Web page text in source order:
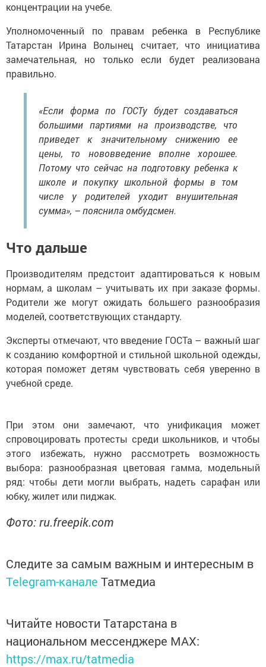
концентрации на учебе.
Уполномоченный по правам ребенка в Республике
Татарстан Ирина Волынец считает, что инициатива
замечательная, но только если будет реализована
правильно.
«Если форма по ГОСТу будет создаваться
большими партиями на производстве, что
приведет к значительному снижению ее
цены, то нововведение вполне хорошее.
Потому что сейчас на подготовку ребенка к
школе и покупку школьной формы в том
числе у родителей уходит внушительная
сумма», – пояснила омбудсмен.
Что дальше
Производителям предстоит адаптироваться к новым
нормам, а школам – учитывать их при заказе формы.
Родители же могут ожидать большего разнообразия
моделей, соответствующих стандарту.
Эксперты отмечают, что введение ГОСТа – важный шаг
к созданию комфортной и стильной школьной одежды,
которая поможет детям чувствовать себя уверенно в
учебной среде.
При этом они замечают, что унификация может
спровоцировать протесты среди школьников, и чтобы
этого избежать, нужно рассмотреть возможность
выбора: разнообразная цветовая гамма, модельный
ряд: чтобы дети могли выбрать, надеть сарафан или
юбку, жилет или пиджак.
Фото: ru.freepik.com
Следите за самым важным и интересным в
Telegram-канале Татмедиа
Читайте новости Татарстана в
национальном мессенджере MАХ:
https://max.ru/tatmedia